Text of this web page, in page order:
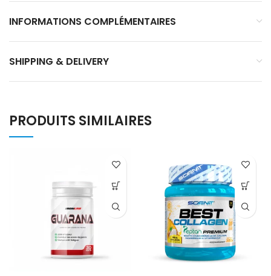
INFORMATIONS COMPLÉMENTAIRES
SHIPPING & DELIVERY
PRODUITS SIMILAIRES